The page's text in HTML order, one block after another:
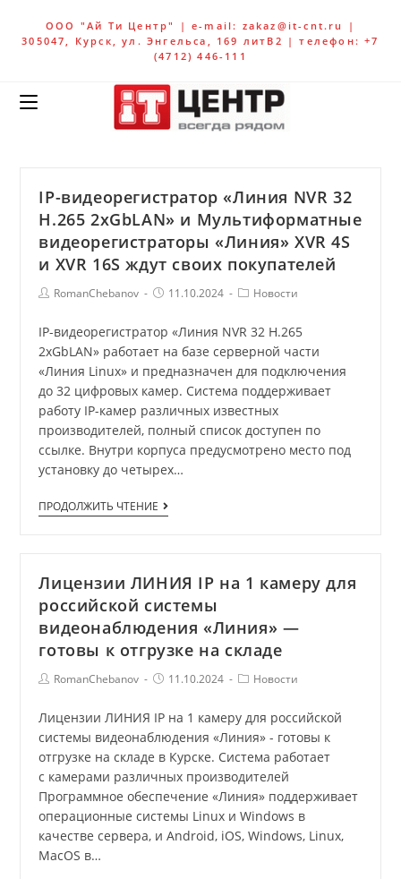
ООО "Ай Ти Центр" | e-mail: zakaz@it-cnt.ru |
305047, Курск, ул. Энгельса, 169 литВ2 | телефон: +7
(4712) 446-111
IP-видеорегистратор «Линия NVR 32
H.265 2xGbLAN» и Мультиформатные
видеорегистраторы «Линия» XVR 4S
и XVR 16S ждут своих покупателей
RomanChebanov 11.10.2024 Новости
IP-видеорегистратор «Линия NVR 32 H.265
2xGbLAN» работает на базе серверной части
«Линия Linux» и предназначен для подключения
до 32 цифровых камер. Система поддерживает
работу IP-камер различных известных
производителей, полный список доступен по
ссылке. Внутри корпуса предусмотрено место под
установку до четырех…
ПРОДОЛЖИТЬ ЧТЕНИЕ
Лицензии ЛИНИЯ IP на 1 камеру для
российской системы
видеонаблюдения «Линия» —
готовы к отгрузке на складе
RomanChebanov 11.10.2024 Новости
Лицензии ЛИНИЯ IP на 1 камеру для российской
системы видеонаблюдения «Линия» - готовы к
отгрузке на складе в Курске. Система работает
с камерами различных производителей
Программное обеспечение «Линия» поддерживает
операционные системы Linux и Windows в
качестве сервера, и Android, iOS, Windows, Linux,
MacOS в…